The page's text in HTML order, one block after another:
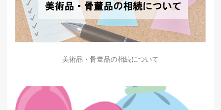
美術品・骨董品の相続について